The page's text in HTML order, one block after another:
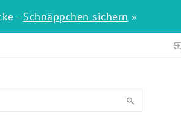
- Schnäppchen sichern »